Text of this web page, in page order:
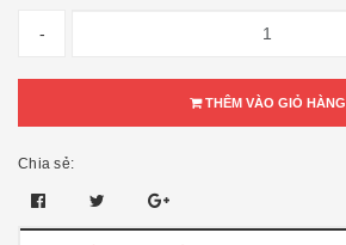
-
THÊM VÀO GIỎ HÀNG
Chia sẻ: